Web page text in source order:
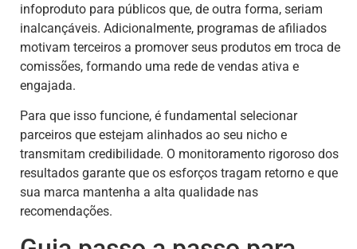
infoproduto para públicos que, de outra forma, seriam
inalcançáveis. Adicionalmente, programas de afiliados
motivam terceiros a promover seus produtos em troca de
comissões, formando uma rede de vendas ativa e
engajada.
Para que isso funcione, é fundamental selecionar
parceiros que estejam alinhados ao seu nicho e
transmitam credibilidade. O monitoramento rigoroso dos
resultados garante que os esforços tragam retorno e que
sua marca mantenha a alta qualidade nas
recomendações.